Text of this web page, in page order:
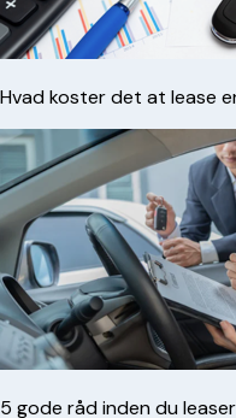
Hvad koster det at lease
5 gode råd inden du